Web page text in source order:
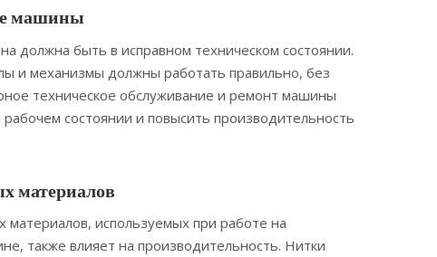
машины
должна быть в исправном техническом состоянии.
и механизмы должны работать правильно, без
техническое обслуживание и ремонт машины
состоянии и повысить производительность
материалов
материалов, используемых при работе на
также влияет на производительность. Нитки